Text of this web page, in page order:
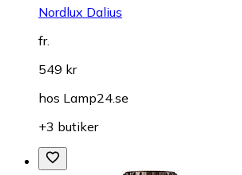
Nordlux Dalius
fr.
549 kr
hos Lamp24.se
+3 butiker